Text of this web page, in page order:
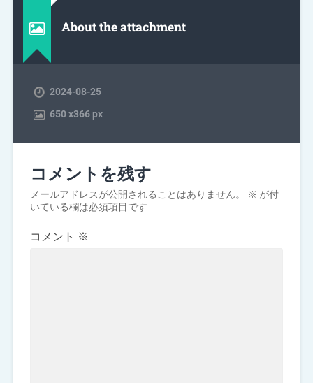
About the attachment
2024-08-25
650x366 px
コメントを残す
メールアドレスが公開されることはありません。 ※ が付
いている欄は必須項目です
コメント ※